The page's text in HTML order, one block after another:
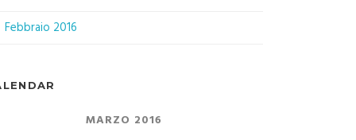
Febbraio 2016
MARZO 2016